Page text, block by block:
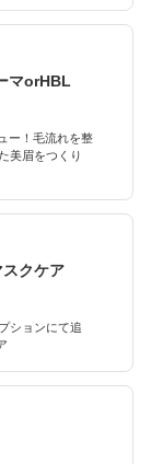
マorHBL
ー！毛流れを整
美眉をつくり
スクケア
ションにて追